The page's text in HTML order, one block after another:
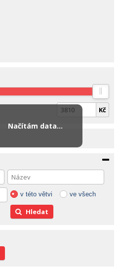
Kč
v této větvi ve všech
Hledat
Načítám data...